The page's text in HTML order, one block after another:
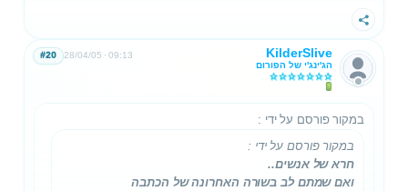
שתף
KilderSlive
הג'ינג'י של הפורום
28/04/05 09:13
#20
במקור פורסם על ידי :
במקור פורסם על ידי :
חרא של אנשים..
ואם שמתם לב בשורה האחרונה של הכתבה